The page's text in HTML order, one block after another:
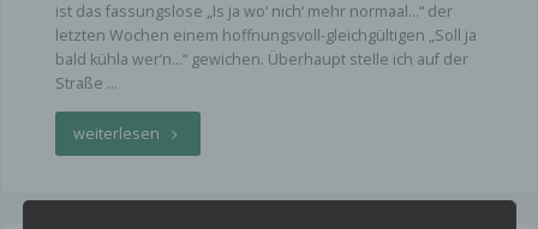
ist das fassungslose „Is ja wo‘ nich‘ mehr normaal…“ der
letzten Wochen einem hoffnungsvoll-gleichgültigen „Soll ja
bald kühla wer’n…“ gewichen. Überhaupt stelle ich auf der
Straße …
weiterlesen"Hundstage"